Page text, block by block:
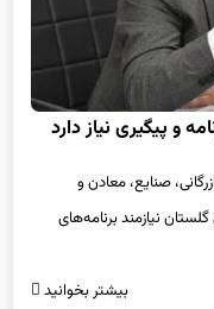
و پیگیری نیاز دارد
صنایع، معادن و
نیازمند برنامه‌های
بیشتر بخوانید